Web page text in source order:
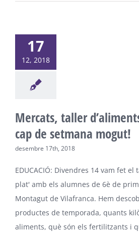
17
12, 2018
Mercats, taller
cap de setmana mogut!
desembre 17th, 2018
EDUCACIÓ: Divendres 14 vam fet el
plat' amb els alumnes de 6è de
Montagut de Vilafranca. Hem
productes de temporada, quants
aliments, què són els fertilitzants i